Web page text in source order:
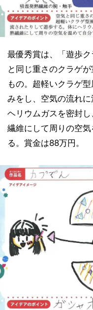
最優秀賞は、「遊歩
と同じ重さのクラゲ
もの。超軽いクラゲ
みをし、空気の流れ
ヘリウムガスを密封
繊維にして周りの空
る。賞金は88万円。